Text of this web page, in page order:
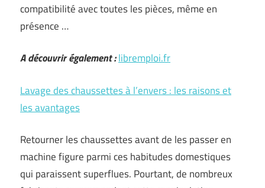
compatibilité avec toutes les pièces, même en
présence …
A découvrir également :libremploi.fr
Lavage des chaussettes à l’envers : les raisons et
les avantages
Retourner les chaussettes avant de les passer en
machine figure parmi ces habitudes domestiques
qui paraissent superflues. Pourtant, de nombreux